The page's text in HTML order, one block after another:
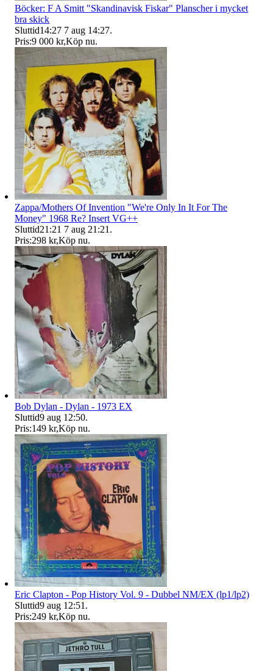
Böcker: F A Smitt "Skandinavisk Fiskar" Planscher i mycket
bra skick
Sluttid14:27 7 aug 14:27.
Pris:9 000 kr,Köp nu.
Zappa/Mothers Of Invention "We're Only In It For The
Money" 1968 Re? Insert VG++
Sluttid21:21 7 aug 21:21 .
Pris:298 kr,Köp nu.
Bob Dylan - Dylan - 1973 EX
Sluttid9 aug 12:50.
Pris:149 kr,Köp nu.
Eric Clapton - Pop History Vol. 9 - Dubbel NM/EX (lp1/lp2)
Sluttid9 aug 12:51 .
Pris:249 kr,Köp nu.